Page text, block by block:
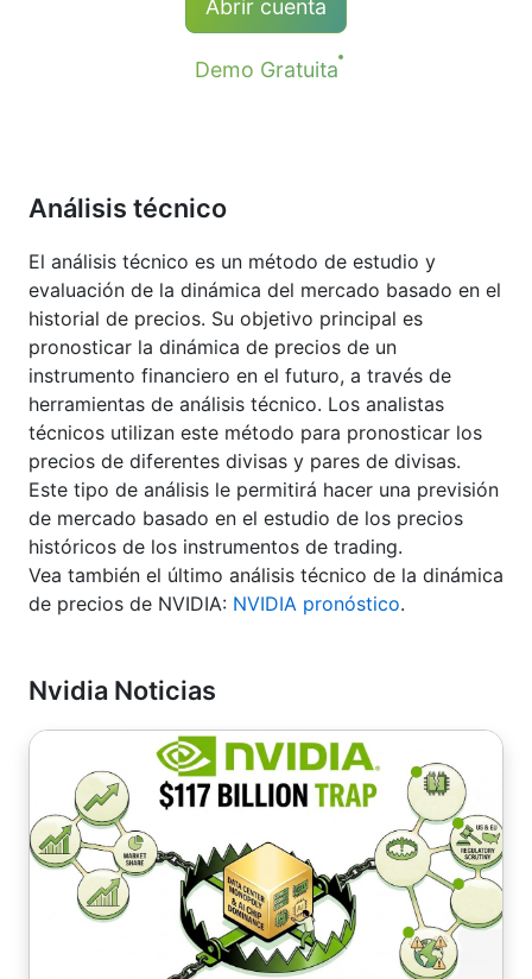
AAPL y #S-NVDA es de 10 USD.
largas (compra) de CFD reciben un ajuste
por dividendos que es igual al monto del
pago de dividendos.
Abrir cuenta
Demo Gratuita
Análisis técnico
El análisis técnico es un método de estudio y
evaluación de la dinámica del mercado basado en el
historial de precios. Su objetivo principal es
pronosticar la dinámica de precios de un
instrumento financiero en el futuro, a través de
herramientas de análisis técnico. Los analistas
técnicos utilizan este método para pronosticar los
precios de diferentes divisas y pares de divisas.
Este tipo de análisis le permitirá hacer una previsión
de mercado basado en el estudio de los precios
históricos de los instrumentos de trading.
Vea también el último análisis técnico de la dinámica
de precios de NVIDIA: NVIDIA pronóstico.
Nvidia Noticias